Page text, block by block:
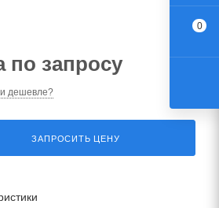
по запросу
дешевле?
ЗАПРОСИТЬ ЦЕНУ
0